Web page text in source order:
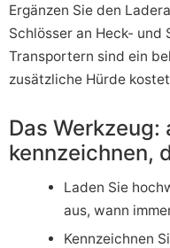
Ergänzen Sie den
Schlösser an Heck- und
Transportern sind ein
zusätzliche Hürde
Das Werkzeug:
kennzeichnen,
Laden Sie
aus, wann
Kennzeichnen